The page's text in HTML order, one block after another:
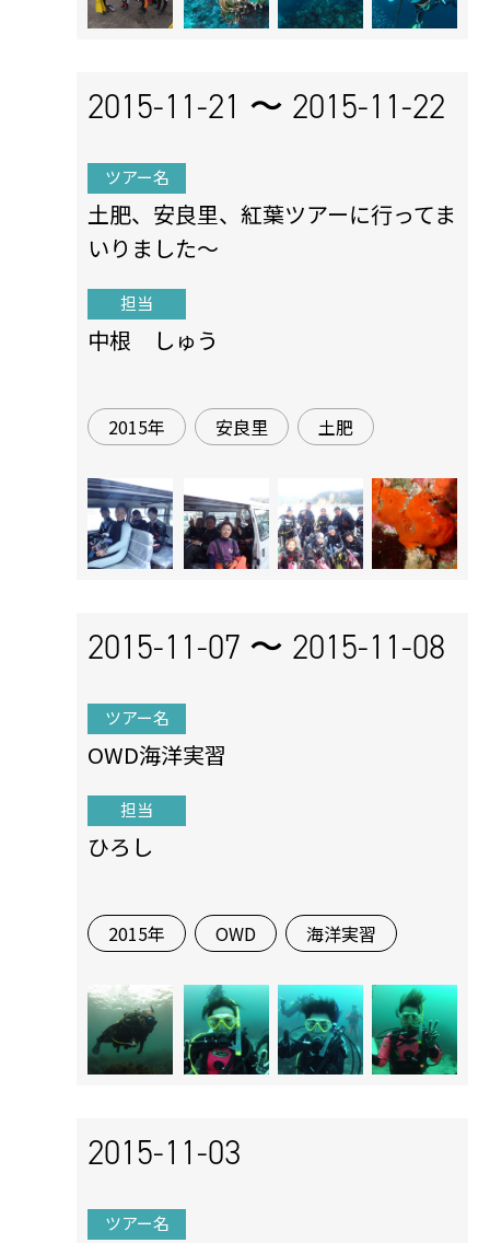
2015-11-21 〜 2015-11-22
ツアー名
土肥、安良里、紅葉ツアーに行ってま
いりました～
担当
中根 しゅう
2015年 安良里 土肥
2015-11-07 〜 2015-11-08
ツアー名
OWD海洋実習
担当
ひろし
2015年 OWD 海洋実習
2015-11-03
ツアー名